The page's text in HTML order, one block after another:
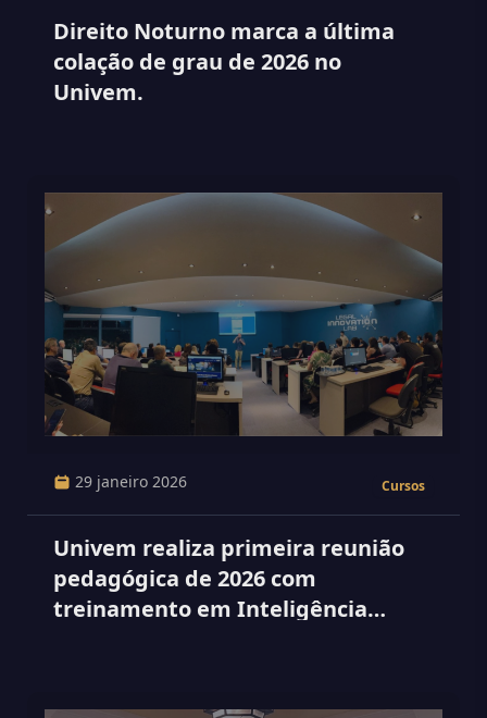
Direito Noturno marca a última
colação de grau de 2026 no
Univem.
29 janeiro 2026 Cursos
Univem realiza primeira reunião
pedagógica de 2026 com
treinamento em Inteligência